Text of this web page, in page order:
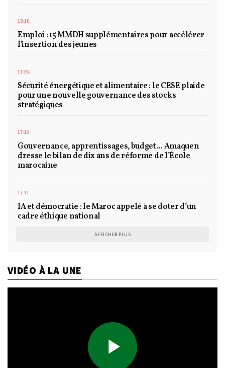
18:10
Emploi : 15 MMDH supplémentaires pour accélérer
l'insertion des jeunes
17:36
Sécurité énergétique et alimentaire : le CESE plaide
pour une nouvelle gouvernance des stocks
stratégiques
17:13
Gouvernance, apprentissages, budget... Amaquen
dresse le bilan de dix ans de réforme de l’École
marocaine
17:11
IA et démocratie : le Maroc appelé à se doter d’un
cadre éthique national
AFFICHER PLUS
VIDÉO À LA UNE